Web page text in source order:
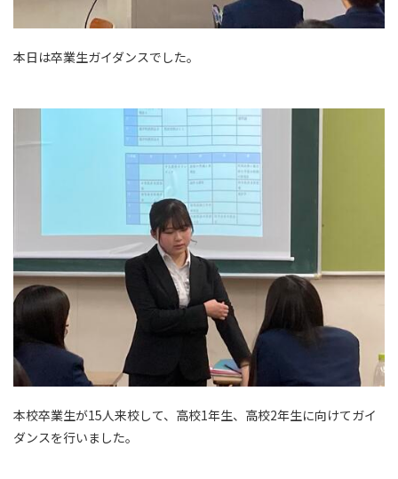
本日は卒業生ガイダンスでした。
本校卒業生が15人来校して、高校1年生、高校2年生に向けてガイ
ダンスを行いました。